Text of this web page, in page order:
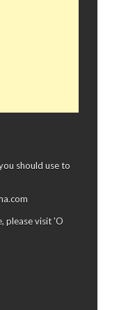
should use to
please visit 'O